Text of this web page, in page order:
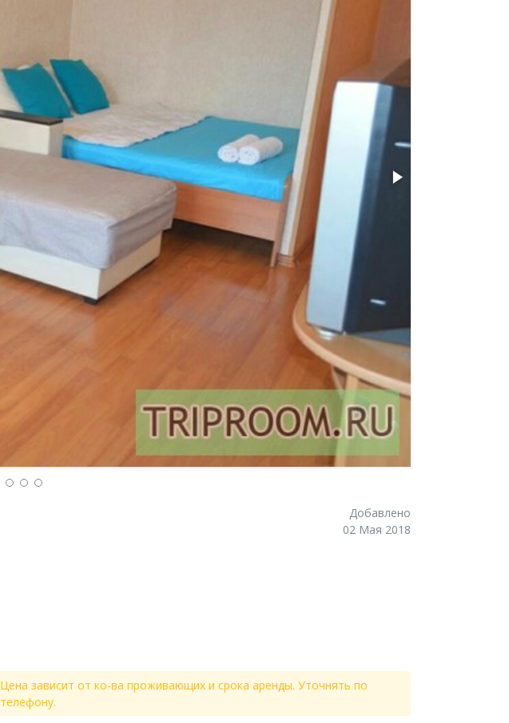
Добавлено
02 Мая 2018
Цена зависит от ко-ва проживающих и срока аренды. Уточнять по
телефону.